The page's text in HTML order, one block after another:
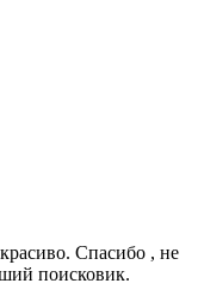
Спасибо , не
поисковик.